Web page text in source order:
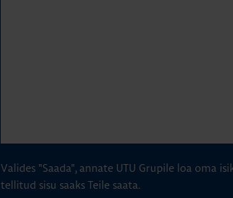
Valides "Saada", annate UTU Grupile loa oma
tellitud sisu saaks Teile saata.